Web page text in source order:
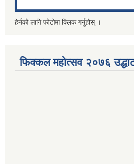
हेर्नको लागि फोटोमा क्लिक गर्नुहोस् ।
फिक्कल महोत्सव २०७६